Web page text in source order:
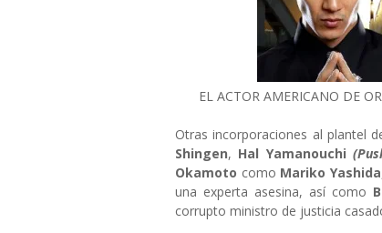
EL ACTOR AMERICANO DE
Otras incorporaciones al plantel
Shingen, Hal Yamanouchi
Okamoto como Mariko Yashida
una experta asesina, así como
corrupto ministro de justicia